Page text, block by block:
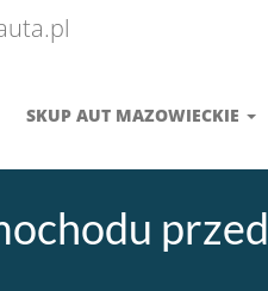
SKUP AUT MAZOWIECKIE
przed